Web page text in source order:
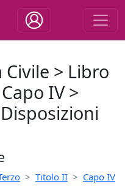
> Libro
IV >
Titolo II
Capo IV